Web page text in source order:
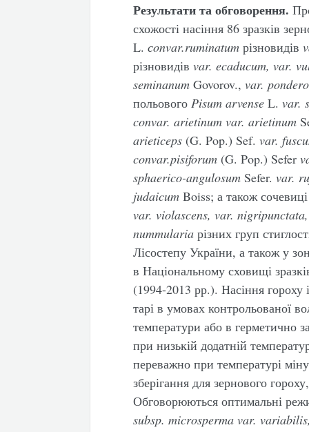
Результати та обговорення.
схожості насіння 86 зразків
L.сonvar.ruminatum різновидів
різновидівvar. ecaducum, var.
seminanum Govorov.,var.
польовогоPisum arvense L.var.
convar. arietinum var. arietinum
arieticeps (G. Pop.) Sef.var.
convar.pisiforum (G. Pop.) Sefer
sphaerico-angulosum Sefer.var.
judaicum Boiss; а також
var. violascens, var.
nummularia різних груп
Лісостепу України, а також у
в Національному сховищі
(1994-2013 рр.). Насіння гороху
тарі в умовах контрольованої
температури або в герметично
при низькій додатній
переважно при температурі
зберігання для зернового
Обговорюються оптимальні
subsp. microsperma var.